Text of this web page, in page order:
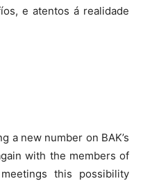
e atentos á realidade
a new number on BAK’s
with the members of
this possibility